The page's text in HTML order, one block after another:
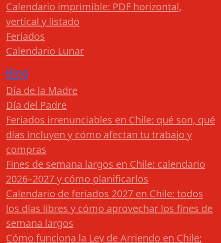
Calendario imprimible: PDF horizontal,
vertical y listado
Feriados
Calendario Lunar
Blog
Día de la Madre
Día del Padre
Feriados irrenunciables en Chile: qué son, qué
días incluyen y cómo afectan tu trabajo y
compras
Fines de semana largos en Chile: calendario
2026–2027 y cómo planificarlos
Calendario de feriados 2027 en Chile: todos
los días libres y cómo aprovechar los fines de
semana largos
Cómo funciona la Ley de Arriendo en Chile: